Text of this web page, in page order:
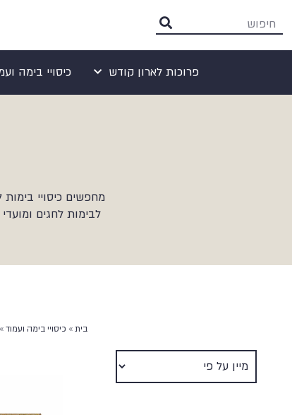
פרוכות לארון קודש כיסויי בימה
מחפשים כיסויי
לבימות לחגים
בית» כיסויי בימה ועמוד»